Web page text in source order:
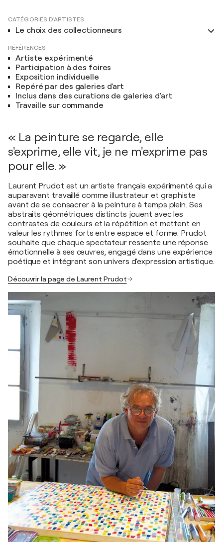
CATÉGORIES D'ARTISTES
Le choix des collectionneurs
RÉFÉRENCES
Artiste expérimenté
Participation à des foires
Exposition individuelle
Repéré par des galeries d'art
Inclus dans des curations de galeries d'art
Travaille sur commande
« La peinture se regarde, elle
s'exprime, elle vit, je ne m'exprime pas
pour elle. »
Laurent Prudot est un artiste français expérimenté qui a
auparavant travaillé comme illustrateur et graphiste
avant de se consacrer à la peinture à temps plein. Ses
abstraits géométriques distincts jouent avec les
contrastes de couleurs et la répétition et mettent en
valeur les rythmes forts entre espace et forme. Prudot
souhaite que chaque spectateur ressente une réponse
émotionnelle à ses œuvres, engagé dans une expérience
poétique et intégrant son univers d'expression artistique.
Découvrir la page de Laurent Prudot